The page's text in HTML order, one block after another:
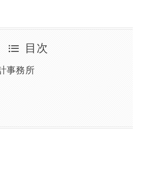
目次
事務所